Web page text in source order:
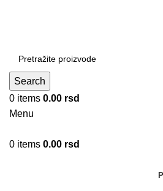
Search
0 items 0.00 rsd
Menu
0 items 0.00 rsd